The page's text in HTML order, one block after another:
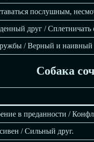
послушным,
друг / Сплетничать
/ Верный и наивный
Собака
в преданности /
/ Сильный друг.